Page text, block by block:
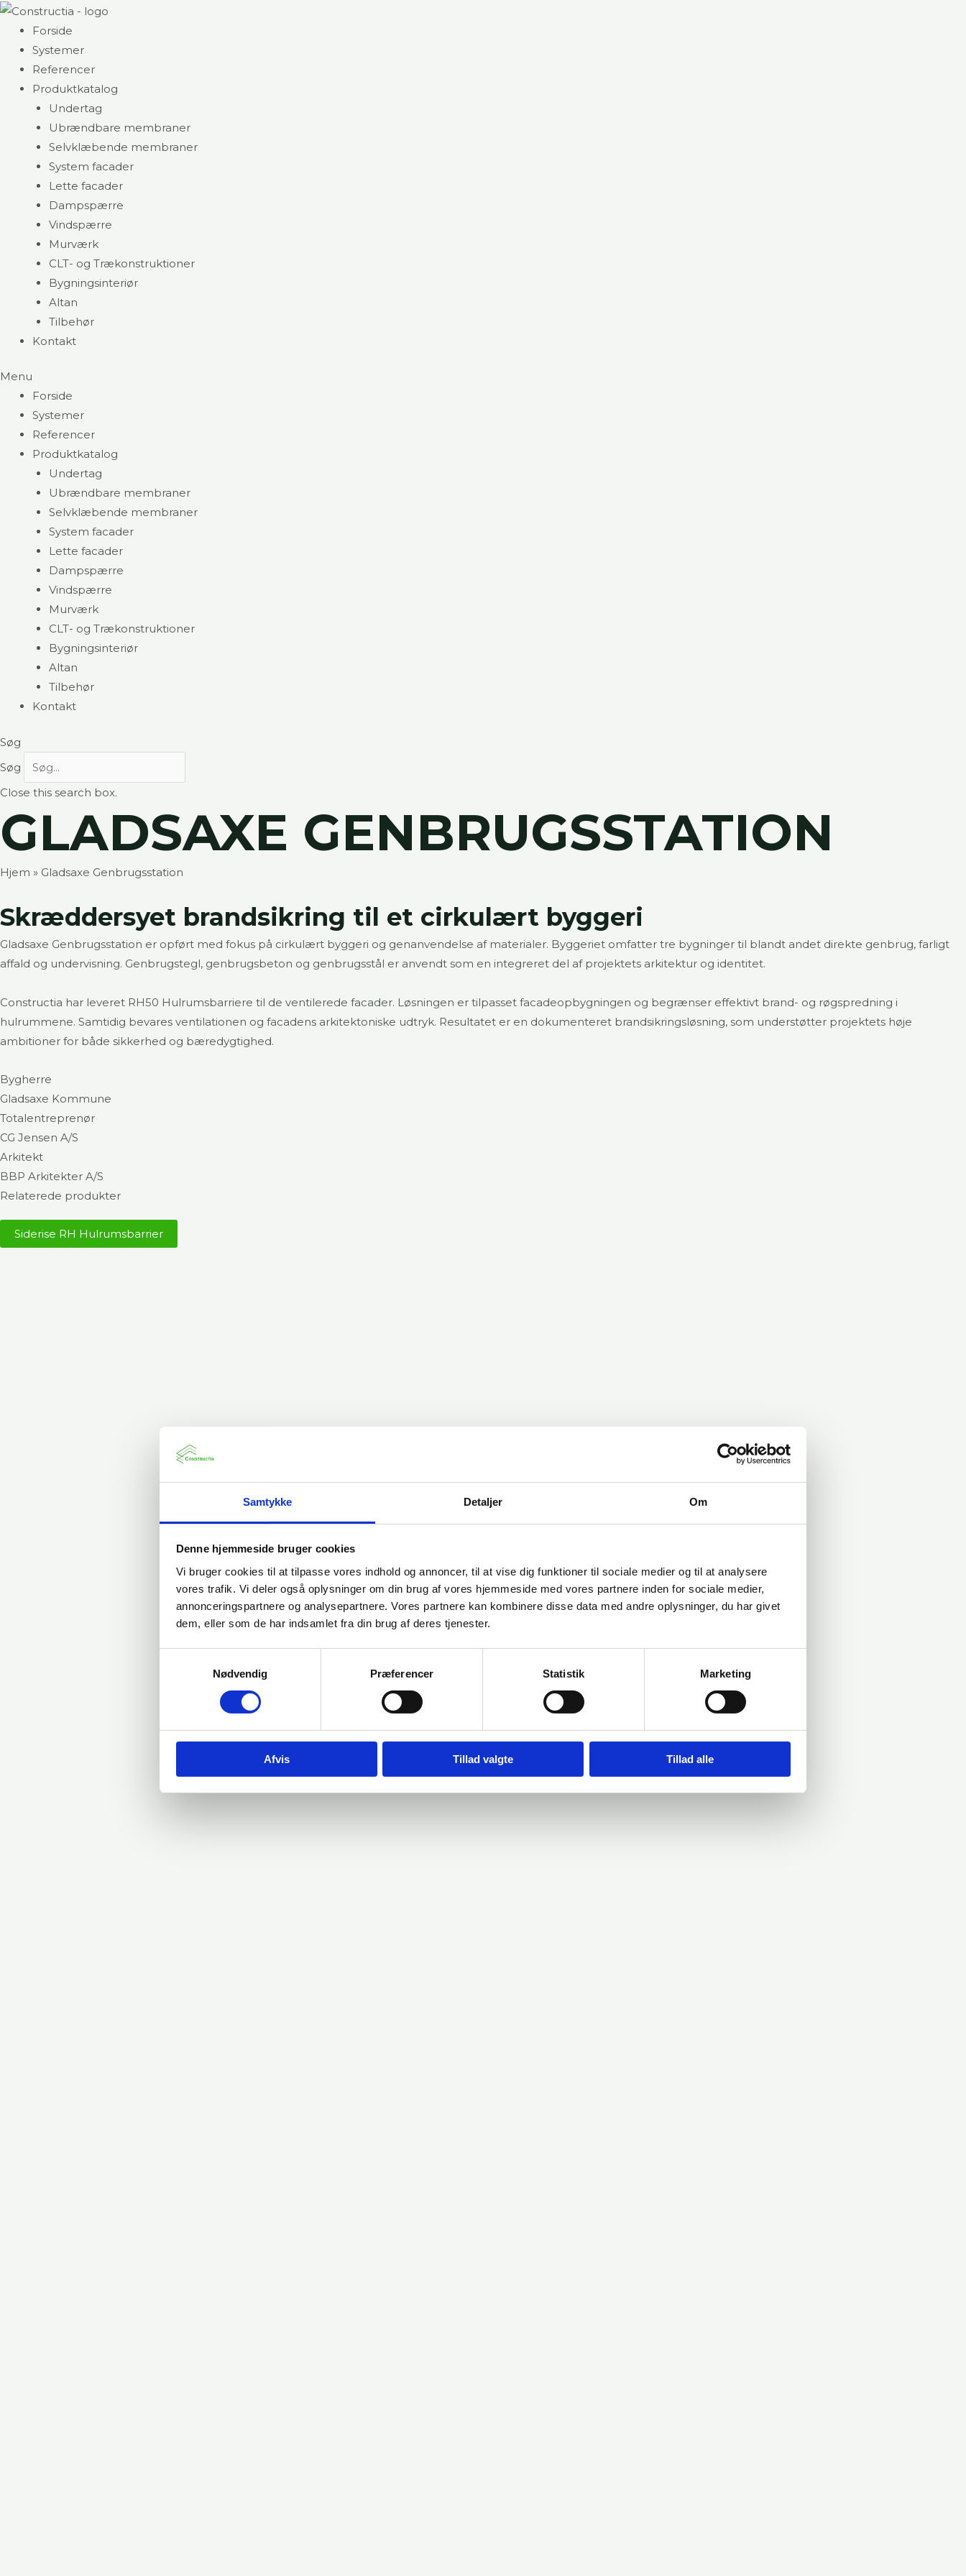
Samtykke Detaljer Om
Denne hjemmeside bruger cookies
Vi bruger cookies til at tilpasse vores indhold og annoncer, til at vise dig funktioner til sociale medier og til at analysere
vores trafik. Vi deler også oplysninger om din brug af vores hjemmeside med vores partnere inden for sociale medier,
annonceringspartnere og analysepartnere. Vores partnere kan kombinere disse data med andre oplysninger, du har givet
dem, eller som de har indsamlet fra din brug af deres tjenester.
Nødvendig
Præferencer Statistik Marketing
Afvis Tillad valgte Tillad alle
Gå
indholdet
Forside
Systemer
Referencer
Produktkatalog
Undertag
Ubrændbare membraner
Selvklæbende membraner
System facader
Lette facader
Dampspærre
Vindspærre
Murværk
CLT- og Trækonstruktioner
Bygningsinteriør
Altan
Tilbehør
Kontakt
Menu
Forside
Systemer
Referencer
Produktkatalog
Undertag
Ubrændbare membraner
Selvklæbende membraner
System facader
Lette facader
Dampspærre
Vindspærre
Murværk
CLT- og Trækonstruktioner
Bygningsinteriør
Altan
Tilbehør
Kontakt
Søg
Søg
Close this search box.
GLADSAXE GENBRUGSSTATION
Hjem » Gladsaxe Genbrugsstation
Skræddersyet brandsikring til et cirkulært byggeri
Gladsaxe Genbrugsstation er opført med fokus på cirkulært byggeri og genanvendelse af materialer. Byggeriet omfatter tre bygninger til blandt andet direkte genbrug, farligt
affald og undervisning. Genbrugstegl, genbrugsbeton og genbrugsstål er anvendt som en integreret del af projektets arkitektur og identitet.
Constructia har leveret RH50 Hulrumsbarriere til de ventilerede facader. Løsningen er tilpasset facadeopbygningen og begrænser effektivt brand- og røgspredning i
hulrummene. Samtidig bevares ventilationen og facadens arkitektoniske udtryk. Resultatet er en dokumenteret brandsikringsløsning, som understøtter projektets høje
ambitioner for både sikkerhed og bæredygtighed.
Bygherre
Gladsaxe Kommune
Totalentreprenør
CG Jensen A/S
Arkitekt
BBP Arkitekter A/S
Relaterede produkter
Siderise RH Hulrumsbarrier